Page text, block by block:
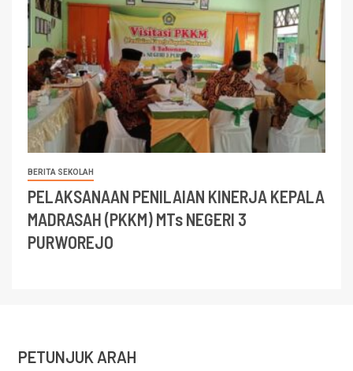
BERITA SEKOLAH
PELAKSANAAN PENILAIAN KINERJA KEPALA
MADRASAH (PKKM) MTs NEGERI 3
PURWOREJO
PETUNJUK ARAH